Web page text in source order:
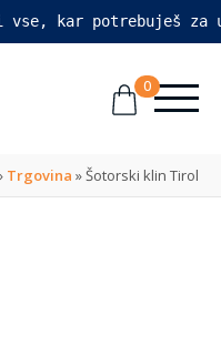
vse, kar potrebuješ
0
Trgovina »Šotorski klin Tirol